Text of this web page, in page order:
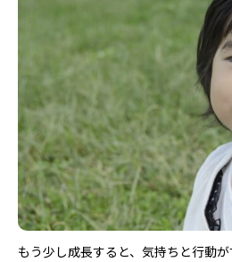
もう少し成長すると、気持ちと行動